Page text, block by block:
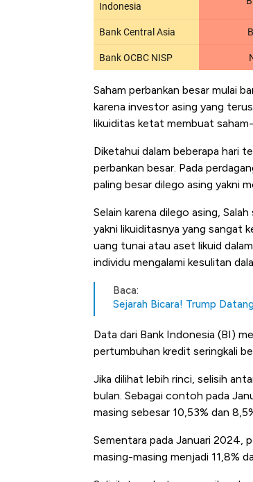
Saham perbankan besar mulai
karena investor asing yang
likuiditas ketat membuat
Diketahui dalam beberapa hari
perbankan besar. Pada
paling besar dilego asing yakni
Selain karena dilego asing,
yakni likuiditasnya yang sangat
uang tunai atau aset likuid
individu mengalami kesulitan
Baca:
Sejarah Bicara! Trump
Data dari Bank Indonesia (BI)
pertumbuhan kredit seringkali
Jika dilihat lebih rinci, selisih
bulan. Sebagai contoh pada
masing sebesar 10,53% dan
Sementara pada Januari 2024,
masing-masing menjadi 11,8%